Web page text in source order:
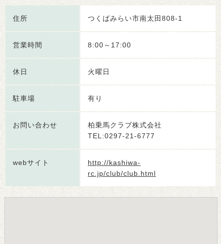
住所 つくばみらい市南太田808-1
営業時間 8:00～17:00
休日 火曜日
駐車場 有り
お問い合わせ
柏乗馬クラブ株式会社
TEL:0297-21-6777
webサイト
http://kashiwa-
rc.jp/club/club.html